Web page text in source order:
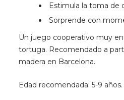
Estimula la toma de
Sorprende con
Un juego cooperativo muy
tortuga. Recomendado a
madera en Barcelona.
Edad recomendada: 5-9 años.